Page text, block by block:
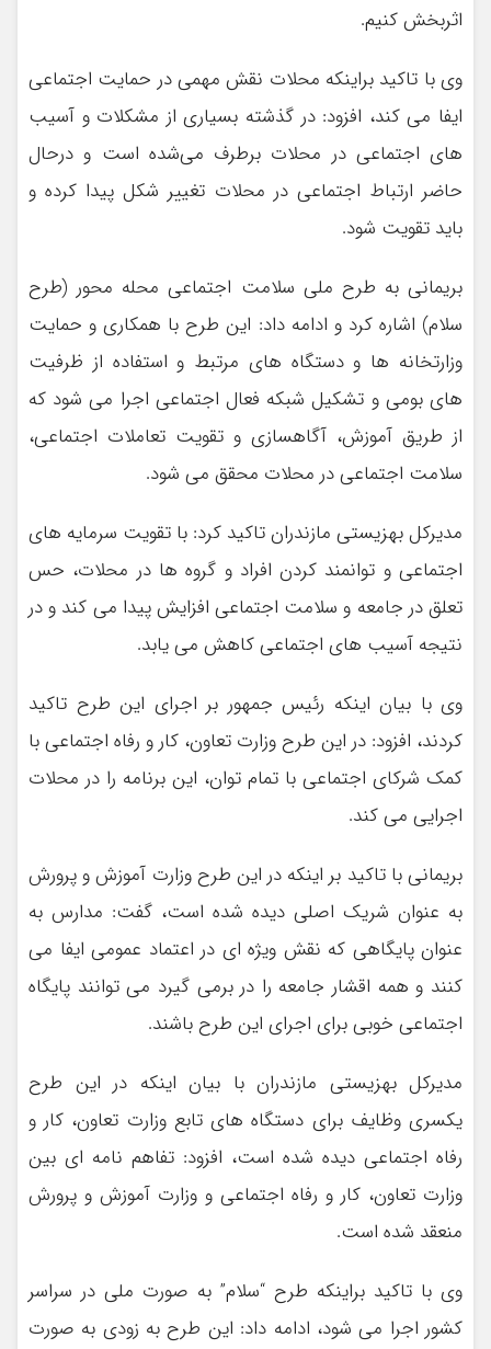
اثربخش کنیم.
وی با تاکید براینکه محلات نقش مهمی در حمایت اجتماعی
ایفا می کند، افزود: در گذشته بسیاری از مشکلات و آسیب
های اجتماعی در محلات برطرف می‌شده است و درحال
حاضر ارتباط اجتماعی در محلات تغییر شکل پیدا کرده و
باید تقویت شود.
بریمانی به طرح ملی سلامت اجتماعی محله محور (طرح
سلام) اشاره کرد و ادامه داد: این طرح با همکاری و حمایت
وزارتخانه ها و دستگاه های مرتبط و استفاده از ظرفیت
های بومی و تشکیل شبکه فعال اجتماعی اجرا می شود که
از طریق آموزش، آگاهسازی و تقویت تعاملات اجتماعی،
سلامت اجتماعی در محلات محقق می شود.
مدیرکل بهزیستی مازندران تاکید کرد: با تقویت سرمایه های
اجتماعی و توانمند کردن افراد و گروه ها در محلات، حس
تعلق در جامعه و سلامت اجتماعی افزایش پیدا می کند و در
نتیجه آسیب های اجتماعی کاهش می یابد.
وی با بیان اینکه رئیس جمهور بر اجرای این طرح تاکید
کردند، افزود: در این طرح وزارت تعاون، کار و رفاه اجتماعی با
کمک شرکای اجتماعی با تمام توان، این برنامه را در محلات
اجرایی می کند.
بریمانی با تاکید بر اینکه در این طرح وزارت آموزش و پرورش
به عنوان شریک اصلی دیده شده است، گفت: مدارس به
عنوان پایگاهی که نقش ویژه ای در اعتماد عمومی ایفا می
کنند و همه اقشار جامعه را در برمی گیرد می توانند پایگاه
اجتماعی خوبی برای اجرای این طرح باشند.
مدیرکل بهزیستی مازندران با بیان اینکه در این طرح
یکسری وظایف برای دستگاه های تابع وزارت تعاون، کار و
رفاه اجتماعی دیده شده است، افزود: تفاهم نامه ای بین
وزارت تعاون، کار و رفاه اجتماعی و وزارت آموزش و پرورش
منعقد شده است.
وی با تاکید براینکه طرح “سلام” به صورت ملی در سراسر
کشور اجرا می شود، ادامه داد: این طرح به زودی به صورت